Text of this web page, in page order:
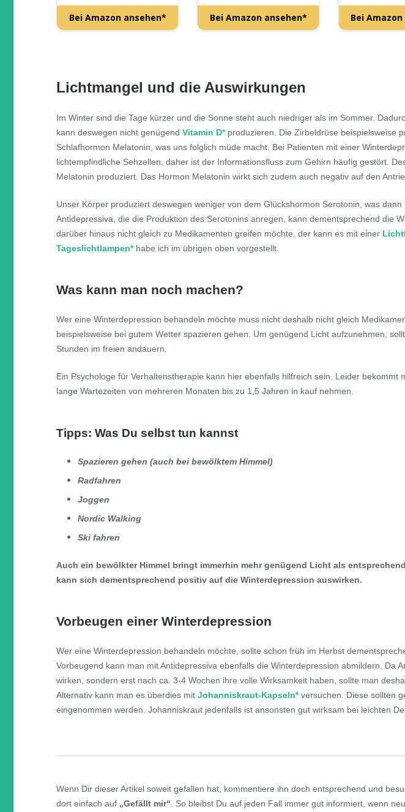
Bei Amazon ansehen* Bei Amazon ansehen* Bei
Lichtmangel und die Auswirkungen
Im Winter sind die Tage kürzer und die Sonne steht auch niedriger als im Sommer.
kann deswegen nicht genügend Vitamin D*produzieren. Die Zirbeldrüse beispielsweise
Schlafhormon Melatonin, was uns folglich müde macht. Bei Patienten mit einer
lichtempfindliche Sehzellen, daher ist der Informationsfluss zum Gehirn häufig gestört.
Melatonin produziert. Das Hormon Melatonin wirkt sich zudem auch negativ auf den
Unser Körper produziert deswegen weniger von dem Glückshormon Serotonin, was
Antidepressiva, die die Produktion des Serotonins anregen, kann dementsprechend die
darüber hinaus nicht gleich zu Medikamenten greifen möchte, der kann es mit einer
Tageslichtlampen*habe ich im übrigen oben vorgestellt.
Was kann man noch machen?
Wer eine Winterdepression behandeln möchte muss nicht deshalb nicht gleich
beispielsweise bei gutem Wetter spazieren gehen. Um genügend Licht aufzunehmen,
Stunden im freien andauern.
Ein Psychologe für Verhaltenstherapie kann hier ebenfalls hilfreich sein. Leider bekommt
lange Wartezeiten von mehreren Monaten bis zu 1,5 Jahren in kauf nehmen.
Tipps: Was Du selbst tun kannst
Spazieren gehen (auch bei bewölktem Himmel)
Radfahren
Joggen
Nordic Walking
Ski fahren
Auch ein bewölkter Himmel bringt immerhin mehr genügend Licht als
kann sich dementsprechend positiv auf die Winterdepression auswirken.
Vorbeugen einer Winterdepression
Wer eine Winterdepression behandeln möchte, sollte schon früh im Herbst
Vorbeugend kann man mit Antidepressiva ebenfalls die Winterdepression abmildern. Da
wirken, sondern erst nach ca. 3-4 Wochen ihre volle Wirksamkeit haben, sollte man
Alternativ kann man es überdies mit Johanniskraut-Kapseln*versuchen. Diese sollten
eingenommen werden. Johanniskraut jedenfalls ist ansonsten gut wirksam bei leichten
Wenn Dir dieser Artikel soweit gefallen hat, kommentiere ihn doch entsprechend und
dort einfach auf „Gefällt mir“ . So bleibst Du auf jeden Fall immer gut informiert, wenn